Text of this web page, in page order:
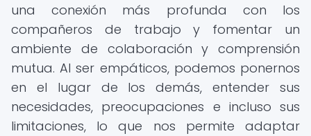
una conexión más profunda con los
compañeros de trabajo y fomentar un
ambiente de colaboración y comprensión
mutua. Al ser empáticos, podemos ponernos
en el lugar de los demás, entender sus
necesidades, preocupaciones e incluso sus
limitaciones, lo que nos permite adaptar